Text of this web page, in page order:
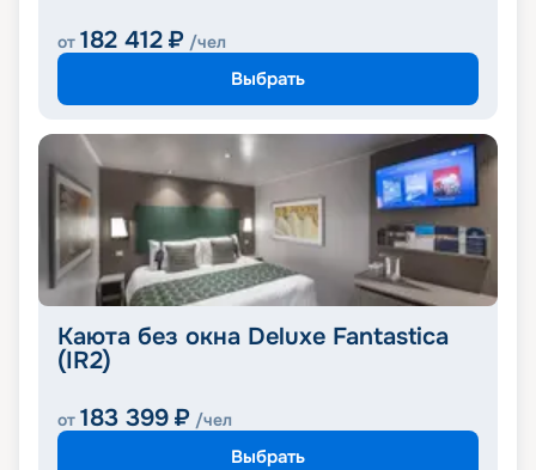
от 182 412 ₽ /чел
Выбрать
Каюта без окна Deluxe Fantastica
(IR2)
от 183 399 ₽ /чел
Выбрать